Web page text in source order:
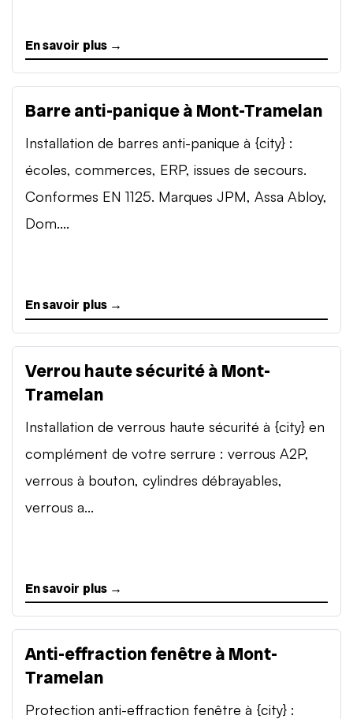
En savoir plus →
Barre anti-panique à Mont-Tramelan
Installation de barres anti-panique à {city} :
écoles, commerces, ERP, issues de secours.
Conformes EN 1125. Marques JPM, Assa Abloy,
Dom....
En savoir plus →
Verrou haute sécurité à Mont-
Tramelan
Installation de verrous haute sécurité à {city} en
complément de votre serrure : verrous A2P,
verrous à bouton, cylindres débrayables,
verrous a...
En savoir plus →
Anti-effraction fenêtre à Mont-
Tramelan
Protection anti-effraction fenêtre à {city} :